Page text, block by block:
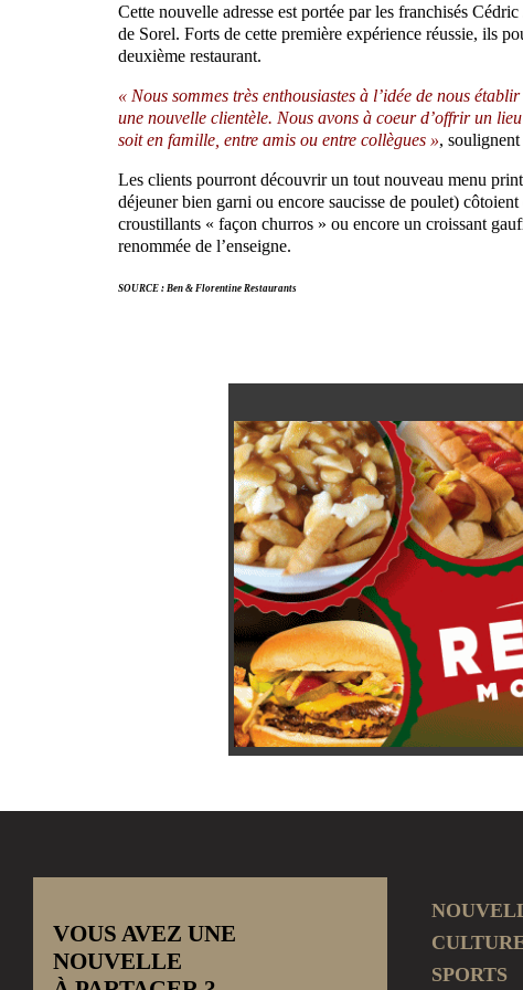
Cette nouvelle adresse est portée par les franchisés
de Sorel. Forts de cette première expérience réussie, ils
deuxième restaurant.
« Nous sommes très enthousiastes à l’idée de nous
une nouvelle clientèle. Nous avons à coeur d’offrir un
soit en famille, entre amis ou entre collègues », soulignent
Les clients pourront découvrir un tout nouveau menu
déjeuner bien garni ou encore saucisse de poulet)
croustillants « façon churros » ou encore un croissant
renommée de l’enseigne.
SOURCE : Ben & Florentine Restaurants
VOUS AVEZ UNE
NOUVELLE
SPORTS